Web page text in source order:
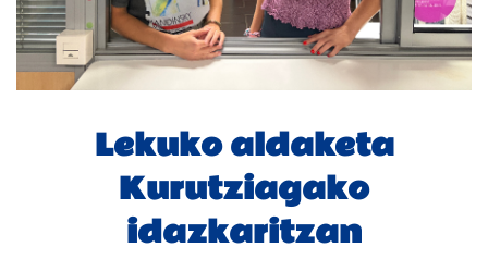
Lekuko aldaketa
Kurutziagako
idazkaritzan